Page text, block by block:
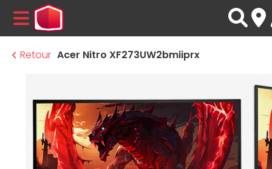
MENU
Retour Acer Nitro XF273UW2bmiiprx